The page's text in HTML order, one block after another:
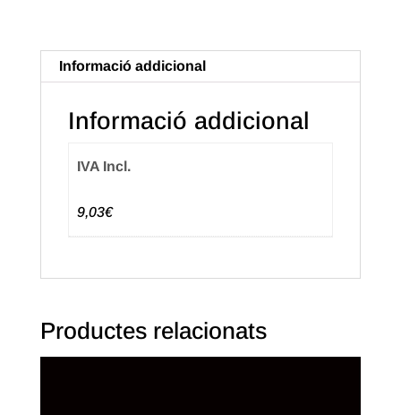
8X15
Color
combinat
(125u.+125u.)
Informació addicional
Informació addicional
IVA Incl.
9,03€
Productes relacionats